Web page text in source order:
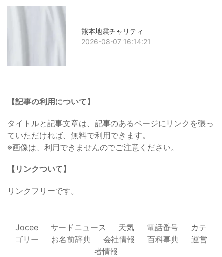
熊本地震チャリティ
2026-08-07 16:14:21
【記事の利用について】
タイトルと記事文章は、記事のあるページにリンクを張っ
ていただければ、無料で利用できます。
※画像は、利用できませんのでご注意ください。
【リンクついて】
リンクフリーです。
Jocee サードニュース 天気 電話番号
カテ
ゴリー
お名前辞典 会社情報 百科事典
運営
者情報